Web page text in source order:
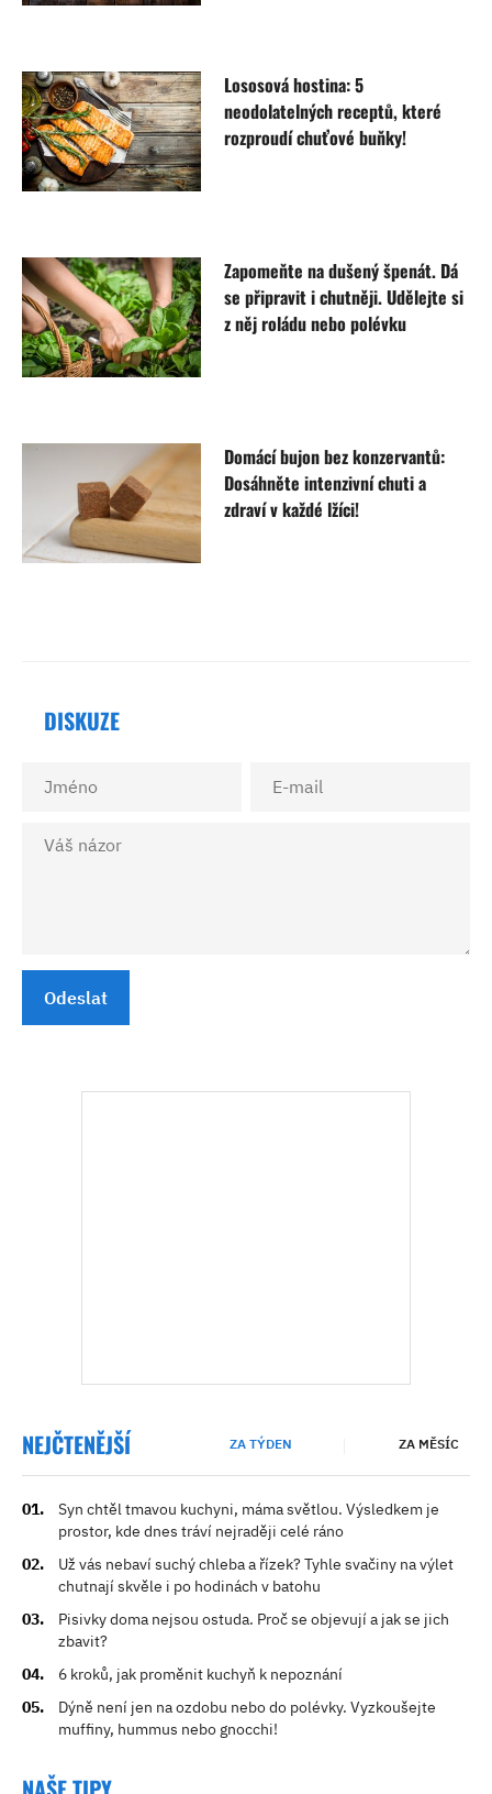
Lososová hostina: 5
neodolatelných receptů, které
rozproudí chuťové buňky!
Zapomeňte na dušený špenát. Dá
se připravit i chutněji. Udělejte si
z něj roládu nebo polévku
Domácí bujon bez konzervantů:
Dosáhněte intenzivní chuti a
zdraví v každé lžíci!
DISKUZE
Odeslat
NEJČTENĚJŠÍ ZA TÝDEN ZA MĚSÍC
Syn chtěl tmavou kuchyni, máma světlou. Výsledkem je
prostor, kde dnes tráví nejraději celé ráno
Už vás nebaví suchý chleba a řízek? Tyhle svačiny na výlet
chutnají skvěle i po hodinách v batohu
Pisivky doma nejsou ostuda. Proč se objevují a jak se jich
zbavit?
6 kroků, jak proměnit kuchyň k nepoznání
Dýně není jen na ozdobu nebo do polévky. Vyzkoušejte
muffiny, hummus nebo gnocchi!